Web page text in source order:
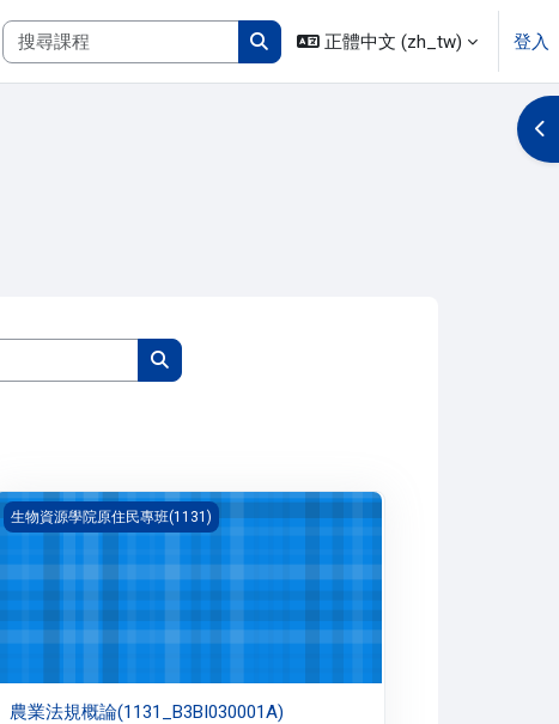
搜尋課程
搜尋課程
正體中文 ‎(zh_tw)‎ 登入
開
搜尋課程
搜尋課程
農業法規概論(1131_B3BI030001A)
生物資源學院原住民專班(1131)
農業法規概論(1131_B3BI030001A)